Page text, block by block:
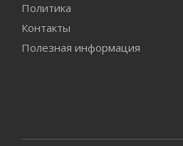
Политика
Контакты
Полезная информация